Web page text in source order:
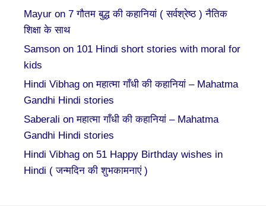
Mayur on 7 गौतम बुद्ध की कहानियां ( सर्वश्रेष्ठ ) नैतिक
शिक्षा के साथ
Samson on 101 Hindi short stories with moral for
kids
Hindi Vibhag onमहात्मा गाँधी की कहानियां – Mahatma
Gandhi Hindi stories
Saberali onमहात्मा गाँधी की कहानियां – Mahatma
Gandhi Hindi stories
Hindi Vibhag on 51 Happy Birthday wishes in
Hindi ( जन्मदिन की शुभकामनाएं )